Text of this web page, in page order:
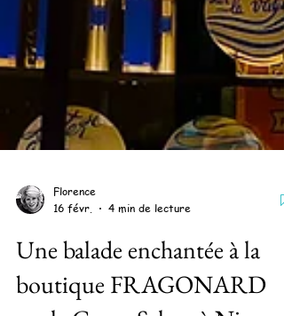
16 févr.
4 min de lecture